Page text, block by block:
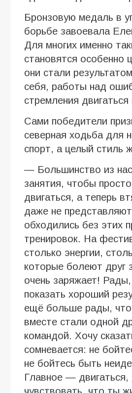
Бронзовую медаль в
борьбе завоевала
Для многих именно
становятся особенно
они стали
себя, работы над
стремления двигаться
Сами победители
северная ходьба для
спорт, а целый стиль
— Большинство из
занятия, чтобы
двигаться, а теперь
даже не
обходились без этих
тренировок. На
столько энергии,
которые болеют друг
очень заряжает!
показать хороший
ещё больше рады,
вместе стали одной
командой. Хочу
сомневается: не
не бойтесь быть
Главное —